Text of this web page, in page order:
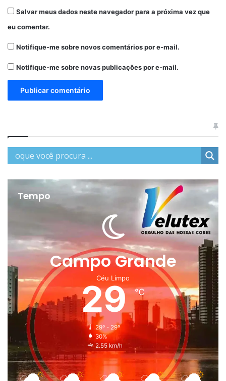
Salvar meus dados neste navegador para a próxima vez que
eu comentar.
Notifique-me sobre novos comentários por e-mail.
Notifique-me sobre novas publicações por e-mail.
Tempo
Campo Grande
Céu Limpo
29℃
29º - 29º
30%
2.55 km/h